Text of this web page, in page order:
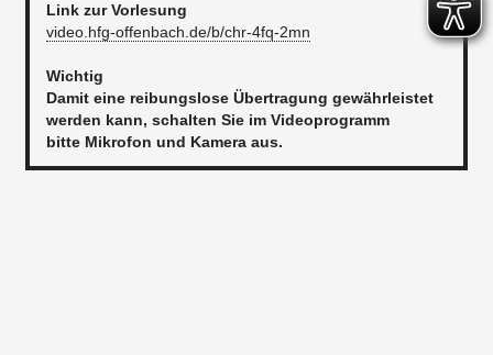
Link zur Vorlesung
video.hfg-offenbach.de/b/chr-4fq-2mn
Wichtig
Damit eine reibungslose Übertragung gewährleistet
werden kann, schalten Sie im Videoprogramm
bitte Mikrofon und Kamera aus.